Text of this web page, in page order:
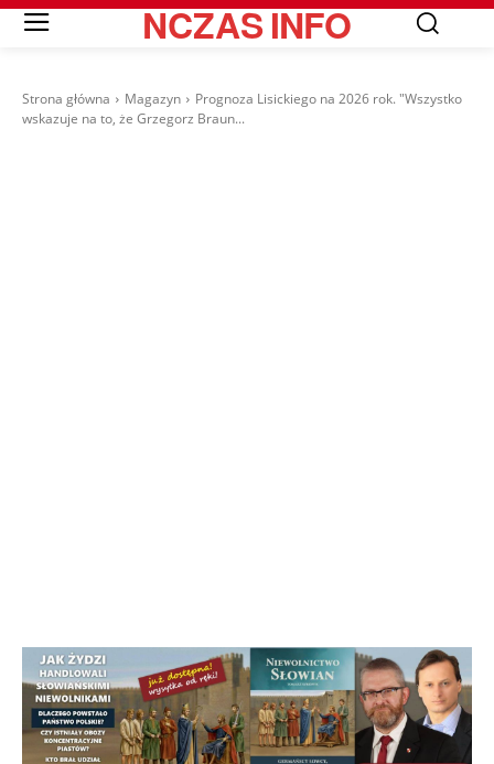
NCZASINFO
Strona główna Magazyn
Prognoza Lisickiego na 2026 rok. "Wszystko
wskazuje na to, że Grzegorz Braun...